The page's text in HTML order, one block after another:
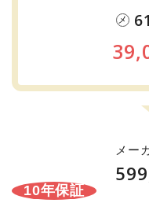
メ
10年保証
メー